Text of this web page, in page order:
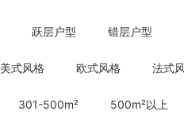
跃层户型 错层户型
美式风格 欧式风格 法式
301-500m² 500m²以上